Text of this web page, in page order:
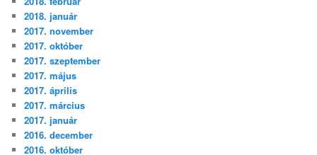
2018. január
2017. november
2017. október
2017. szeptember
2017. május
2017. április
2017. március
2017. január
2016. december
2016. október